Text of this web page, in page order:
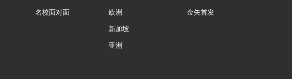
名校面对面 欧洲
新加坡
亚洲
金矢首发